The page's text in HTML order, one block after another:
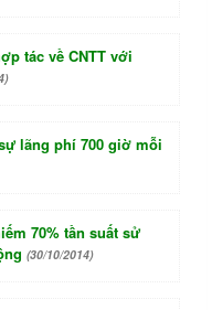
tác về CNTT với
lãng phí 700 giờ mỗi
70% tần suất sử
(30/10/2014)